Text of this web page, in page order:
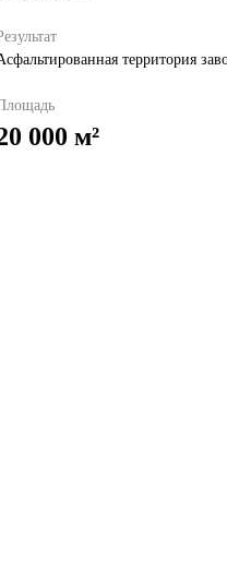
территория
000 м²